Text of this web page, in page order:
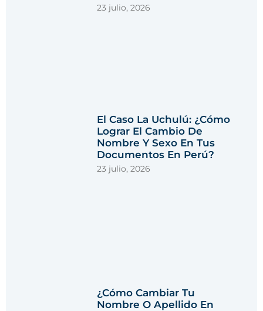
23 julio, 2026
El Caso La Uchulú: ¿Cómo
Lograr El Cambio De
Nombre Y Sexo En Tus
Documentos En Perú?
23 julio, 2026
¿Cómo Cambiar Tu
Nombre O Apellido En